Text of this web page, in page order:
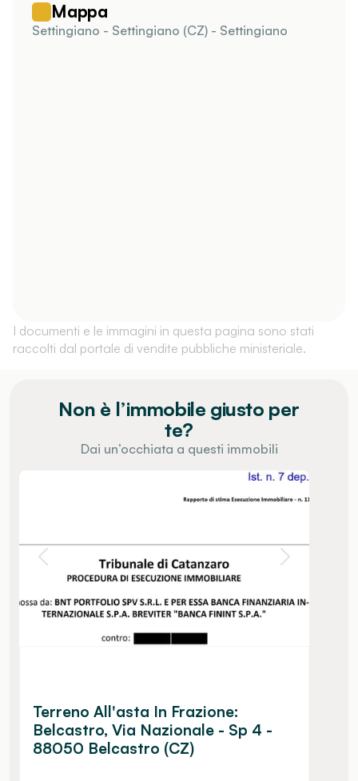
Mappa
Settingiano - Settingiano (CZ) - Settingiano
I documenti e le immagini in questa pagina sono stati
raccolti dal portale di vendite pubbliche ministeriale.
Non è l’immobile giusto per
te?
Dai un’occhiata a questi immobili
Terreno All'asta In Frazione:
Belcastro, Via Nazionale - Sp 4 -
88050 Belcastro (CZ)